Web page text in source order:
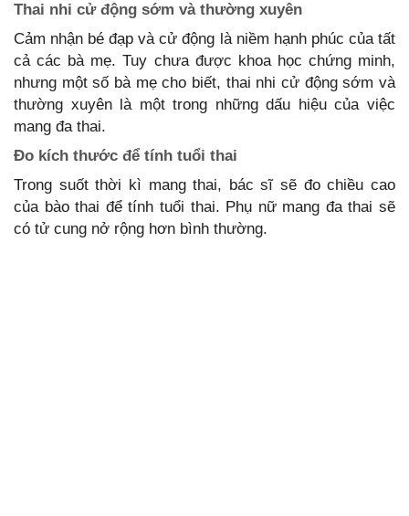
Thai nhi cử động sớm và thường xuyên
Cảm nhận bé đạp và cử động là niềm hạnh phúc của tất
cả các bà mẹ. Tuy chưa được khoa học chứng minh,
nhưng một số bà mẹ cho biết, thai nhi cử động sớm và
thường xuyên là một trong những dấu hiệu của việc
mang đa thai.
Đo kích thước để tính tuổi thai
Trong suốt thời kì mang thai, bác sĩ sẽ đo chiều cao
của bào thai để tính tuổi thai. Phụ nữ mang đa thai sẽ
có tử cung nở rộng hơn bình thường.